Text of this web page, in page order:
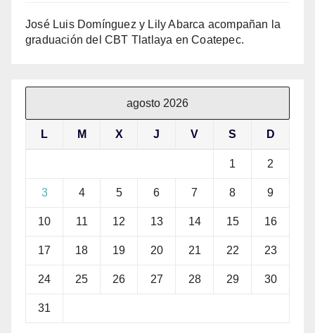
José Luis Domínguez y Lily Abarca acompañan la
graduación del CBT Tlatlaya en Coatepec.
agosto 2026
L M X J V S D
1 2
3 4 5 6 7 8 9
10 11 12 13 14 15 16
17 18 19 20 21 22 23
24 25 26 27 28 29 30
31